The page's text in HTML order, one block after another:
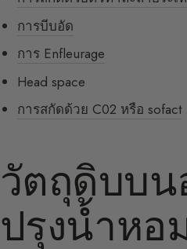
การบีบอัด
การ Enfleurage
Head space
การสกัดด้วย C02 หรือ sofact
วัตถุดิบบน
ปรุงน้ำหอ